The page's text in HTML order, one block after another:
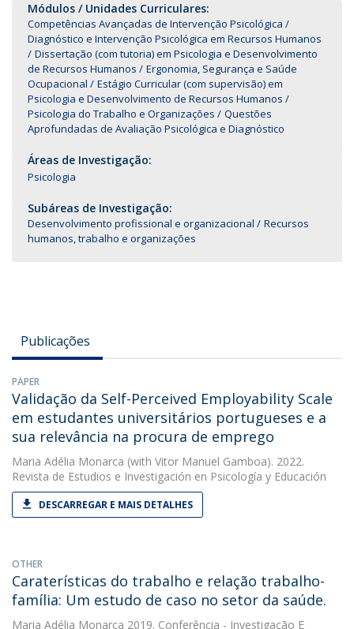
Módulos / Unidades Curriculares:
Competências Avançadas de Intervenção Psicológica
Diagnóstico e Intervenção Psicológica em Recursos Humanos
Dissertação (com tutoria) em Psicologia e Desenvolvimento
de Recursos Humanos
Ergonomia, Segurança e Saúde
Ocupacional
Estágio Curricular (com supervisão) em
Psicologia e Desenvolvimento de Recursos Humanos
Psicologia do Trabalho e Organizações
Questões
Aprofundadas de Avaliação Psicológica e Diagnóstico
Áreas de Investigação:
Psicologia
Subáreas de Investigação:
Desenvolvimento profissional e organizacional
Recursos
humanos, trabalho e organizações
Publicações
PAPER
Validação da Self-Perceived Employability Scale
em estudantes universitários portugueses e a
sua relevância na procura de emprego
Maria Adélia Monarca (with Vitor Manuel Gamboa). 2022.
Revista de Estudios e Investigación en Psicología y Educación
DESCARREGAR E MAIS DETALHES
OTHER
Caraterísticas do trabalho e relação trabalho-
família: Um estudo de caso no setor da saúde.
Maria Adélia Monarca 2019. Conferência - Investigação E